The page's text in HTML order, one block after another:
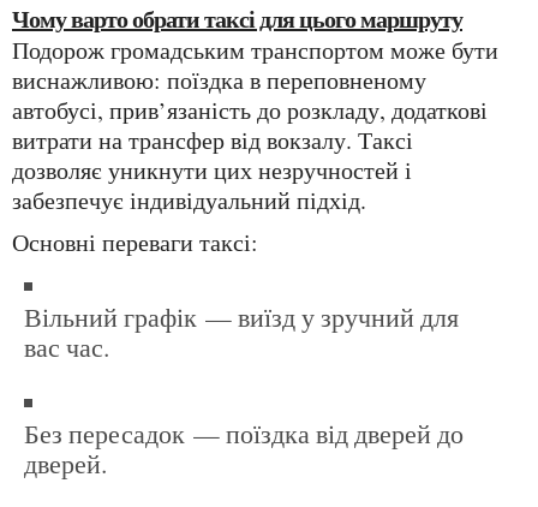
Чому варто обрати таксі для цього маршруту
Подорож громадським транспортом може бути
виснажливою: поїздка в переповненому
автобусі, прив’язаність до розкладу, додаткові
витрати на трансфер від вокзалу. Таксі
дозволяє уникнути цих незручностей і
забезпечує індивідуальний підхід.
Основні переваги таксі:
Вільний графік — виїзд у зручний для
вас час.
Без пересадок — поїздка від дверей до
дверей.